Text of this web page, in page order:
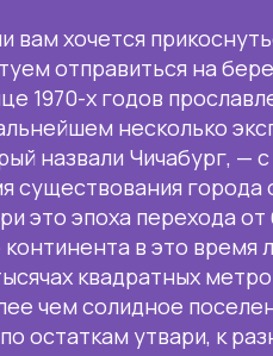
вам хочется
отправиться на
1970-х годов
несколько
назвали Чичабург, —
существования города
это эпоха перехода
в это
квадратных
чем солидное
остаткам утвари, к